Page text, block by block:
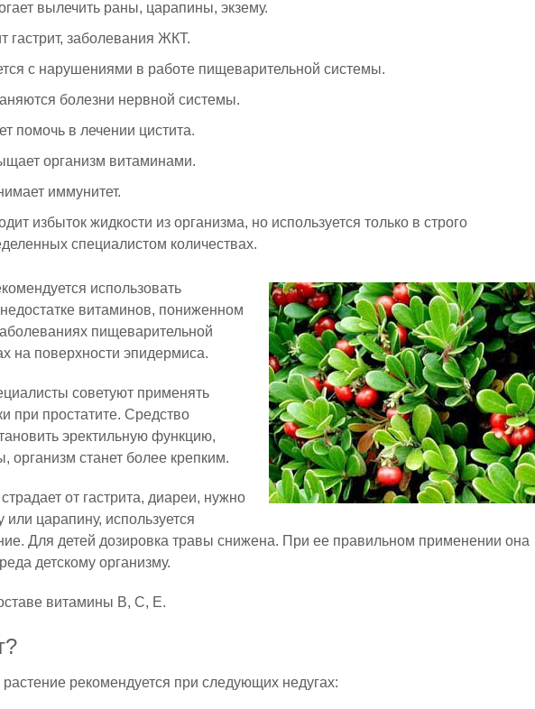
вылечить раны, царапины, экзему.
гастрит, заболевания ЖКТ.
с нарушениями в работе пищеварительной системы.
болезни нервной системы.
помочь в лечении цистита.
организм витаминами.
иммунитет.
избыток жидкости из организма, но используется только в строго
специалистом количествах.
использовать
витаминов, пониженном
пищеварительной
на поверхности эпидермиса.
советуют применять
при простатите. Средство
эректильную функцию,
организм станет более крепким.
от гастрита, диареи, нужно
или царапину, используется
Для детей дозировка травы снижена. При ее правильном применении она
детскому организму.
витамины В, С, Е.
растение рекомендуется при следующих недугах: